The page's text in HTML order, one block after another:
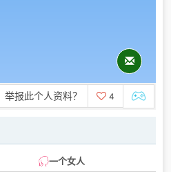
举报此个人资料？ 4
一个女人